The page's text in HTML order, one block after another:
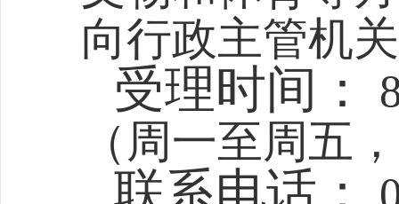
向行政主管机
受理时间：
（周一至周五
联系电话：